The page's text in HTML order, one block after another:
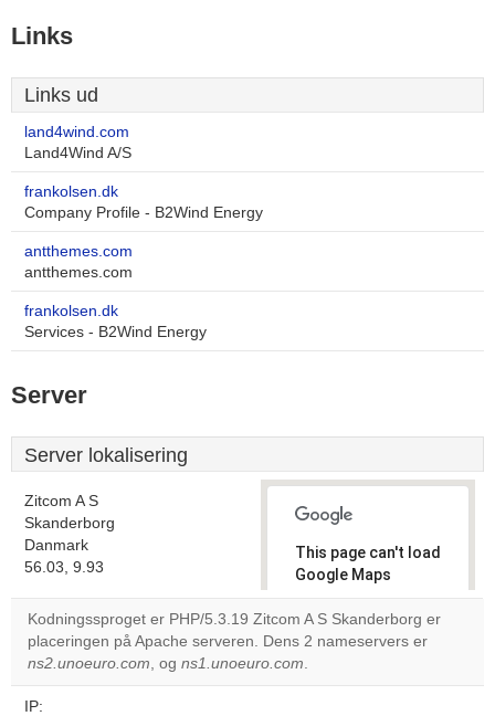
Links
Links ud
land4wind.com
Land4Wind A/S
frankolsen.dk
Company Profile - B2Wind Energy
antthemes.com
antthemes.com
frankolsen.dk
Services - B2Wind Energy
Server
Server lokalisering
Zitcom A S
Skanderborg
Danmark
56.03, 9.93
This page can't load
Google Maps
correctly.
Do you
Kodningssproget er PHP/5.3.19 Zitcom A S Skanderborg er
placeringen på Apache serveren. Dens 2 nameservers er
ns2.unoeuro.com, og ns1.unoeuro.com.
IP: